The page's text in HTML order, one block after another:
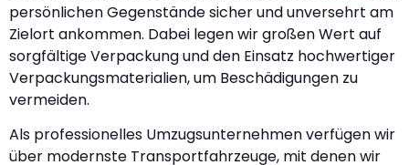
persönlichen Gegenstände sicher und unversehrt am
Zielort ankommen. Dabei legen wir großen Wert auf
sorgfältige Verpackung und den Einsatz hochwertiger
Verpackungsmaterialien, um Beschädigungen zu
vermeiden.
Als professionelles Umzugsunternehmen verfügen wir
über modernste Transportfahrzeuge, mit denen wir